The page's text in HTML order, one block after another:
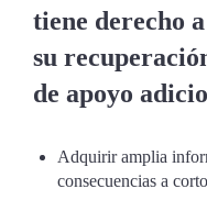
tiene derecho
su
de apoyo
Adquirir amplia
consecuencias a